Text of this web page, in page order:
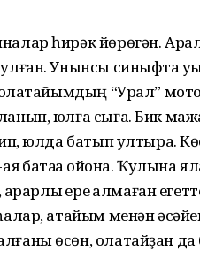
һирәк йөрөгән.
Унынсы синыфта
“Урал”
юлға сыға. Бик
юлда батып ултыра.
ҡойона. Ҡулына
ере ҡалмаған
атайым менән
өсөн, олатайҙан да